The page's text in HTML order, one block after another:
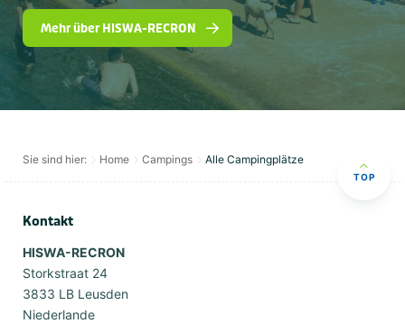
Mehr über HISWA-RECRON
Sie sind hier: Home Campings Alle Campingplätze
TOP
Kontakt
HISWA-RECRON
Storkstraat 24
3833 LB Leusden
Niederlande